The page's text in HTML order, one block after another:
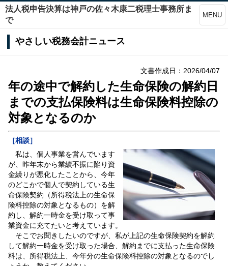
法人税申告決算は神戸の佐々木康二税理士事務所ま
で
MENU
やさしい税務会計ニュース
文書作成日：2026/04/07
年の途中で解約した生命保険の解約日
までの支払保険料は生命保険料控除の
対象となるのか
［相談］
私は、個人事業を営んでいます
が、昨年末から業績不振に陥り資
金繰りが悪化したことから、今年
のどこかで個人で契約している生
命保険契約（所得税法上の生命保
険料控除の対象となるもの）を解
約し、解約一時金を受け取って事
業資金に充てたいと考えています。
そこでお聞きしたいのですが、私が上記の生命保険契約を解約
して解約一時金を受け取った場合、解約までに支払った生命保険
料は、所得税法上、今年分の生命保険料控除の対象となるのでし